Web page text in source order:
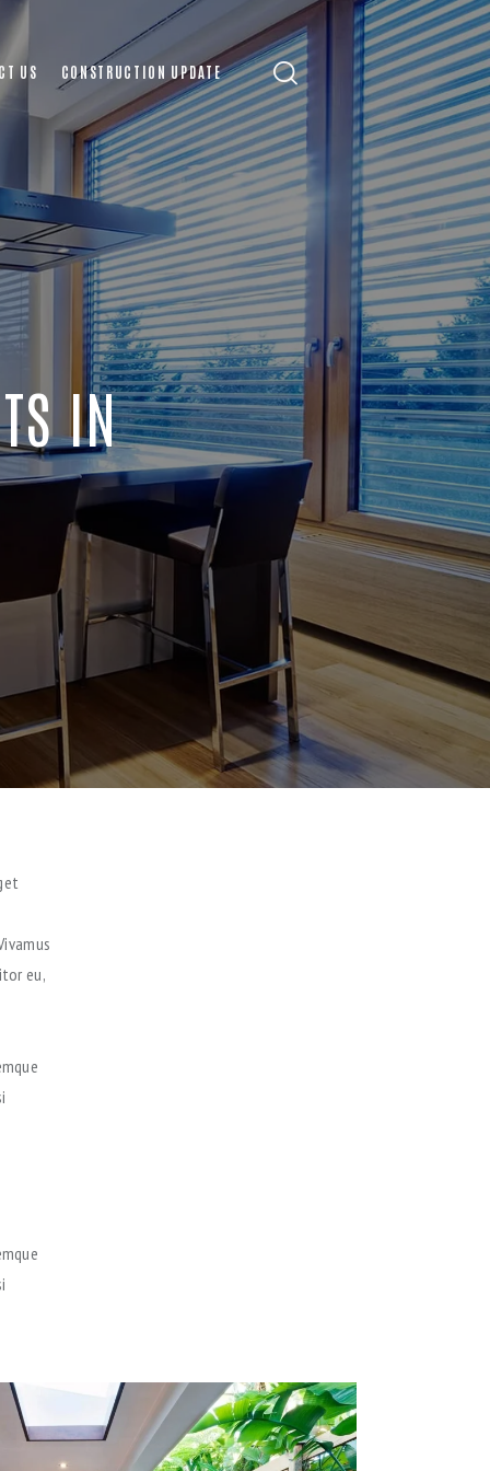
US CONSTRUCTION UPDATE
IN
eu,